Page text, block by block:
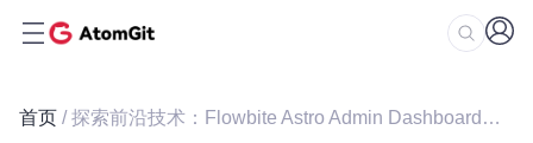
首页 / 探索前沿技术：Flowbite Astro Admin Dashboard，基于Tailwind CSS的强大管理面板模板